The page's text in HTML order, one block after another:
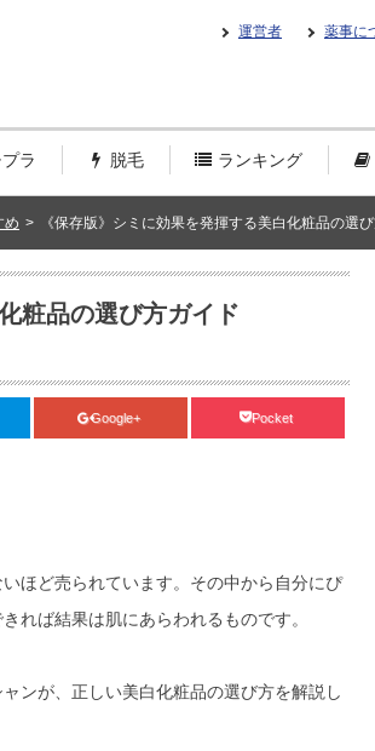
運営者 薬事に
ラ 脱毛 ランキング
め > 《保存版》シミに効果を発揮する美白化粧品の選
粧品の選び方ガイド
Google+ Pocket
ほど売られています。その中から自分にぴ
れば結果は肌にあらわれるものです。
ンが、正しい美白化粧品の選び方を解説し